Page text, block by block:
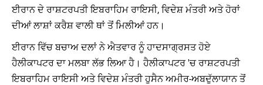
ਈਰਾਨ ਦੇ ਰਾਸ਼ਟਰਪਤੀ ਇਬਰਾਹਿਮ ਰਾਇਸੀ, ਵਿਦੇਸ਼ ਮੰਤਰੀ ਅਤੇ ਹੋਰਾਂ
ਦੀਆਂ ਲਾਸ਼ਾਂ ਕਰੈਸ਼ ਵਾਲੀ ਥਾਂ ਤੋਂ ਮਿਲੀਆਂ ਹਨ।
ਈਰਾਨ ਵਿੱਚ ਬਚਾਅ ਦਲਾਂ ਨੇ ਐਤਵਾਰ ਨੂੰ ਹਾਦਸਾਗ੍ਰਸਤ ਹੋਏ
ਹੈਲੀਕਾਪਟਰ ਦਾ ਮਲਬਾ ਲੱਭ ਲਿਆ ਹੈ। ਹੈਲੀਕਾਪਟਰ 'ਚ ਰਾਸ਼ਟਰਪਤੀ
ਇਬਰਾਹਿਮ ਰਾਇਸੀ ਅਤੇ ਵਿਦੇਸ਼ ਮੰਤਰੀ ਹੁਸੈਨ ਅਮੀਰ-ਅਬਦੁੱਲਾਯਾਨ ਤੋਂ